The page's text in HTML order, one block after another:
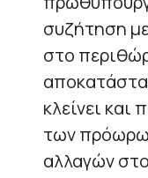
συζήτηση
στο
κλείνει και
των
αλλαγών